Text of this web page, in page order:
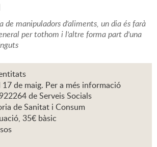
de manipuladors d'aliments, un dia és farà
per tothom i l'altre forma part d'una
17 de maig. Per a més informació
de Serveis Socials
de Sanitat i Consum
35€ bàsic